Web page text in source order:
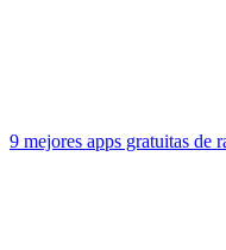
9 mejores apps gratuitas de